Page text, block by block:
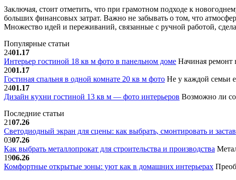
Заключая, стоит отметить, что при грамотном подходе к
больших финансовых затрат. Важно не забывать о том, что
Множество идей и переживаний, связанные с ручной работой,
Популярные статьи
2401.17
Интерьер гостиной 18 кв м фото в панельном доме Начиная ремонт
2001.17
Гостиная спальня в одной комнате 20 кв м фото Не у каждой семьи
2401.17
Дизайн кухни гостиной 13 кв м — фото интерьеров Возможно ли
Последние статьи
2107.26
Светодиодный экран для сцены: как выбрать, смонтировать и
0307.26
Как выбрать металлопрокат для строительства и производства
1906.26
Комфортные открытые зоны: уют как в домашних интерьерах